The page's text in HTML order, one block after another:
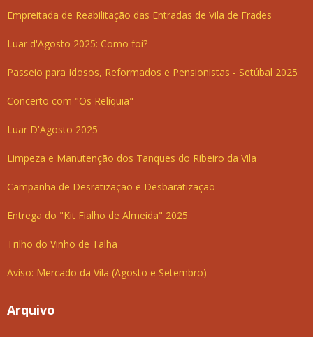
Empreitada de Reabilitação das Entradas de Vila de Frades
Luar d'Agosto 2025: Como foi?
Passeio para Idosos, Reformados e Pensionistas - Setúbal 2025
Concerto com "Os Relíquia"
Luar D'Agosto 2025
Limpeza e Manutenção dos Tanques do Ribeiro da Vila
Campanha de Desratização e Desbaratização
Entrega do "Kit Fialho de Almeida" 2025
Trilho do Vinho de Talha
Aviso: Mercado da Vila (Agosto e Setembro)
Arquivo